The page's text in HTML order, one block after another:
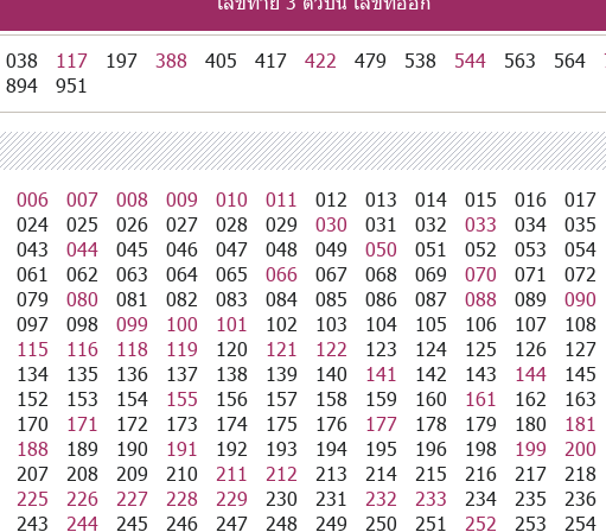
038 117 197 388 405 417 422 479 538 544 563 564
894
951
006 007 008 009 010 011 012 013 014 015 016
017
024 025 026 027 028 029 030 031 032 033 034
035
043 044 045 046 047 048 049 050 051 052 053
054
061 062 063 064 065 066 067 068 069 070 071
072
079 080 081 082 083 084 085 086 087 088 089
090
097 098 099 100 101 102 103 104 105 106 107
108
115 116 118 119 120 121 122 123 124 125 126
127
134 135 136 137 138 139 140 141 142 143 144
145
152 153 154 155 156 157 158 159 160 161 162
163
170 171 172 173 174 175 176 177 178 179 180
181
188 189 190 191 192 193 194 195 196 198 199
200
207 208 209 210 211 212 213 214 215 216 217
218
225 226 227 228 229 230 231 232 233 234 235
236
243 244 245 246 247 248 249 250 251 252 253 254